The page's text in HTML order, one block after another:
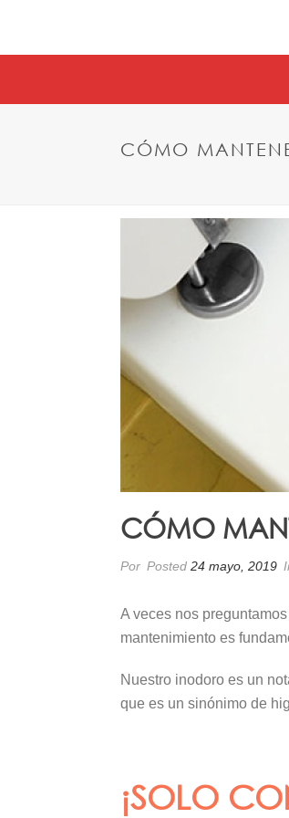
CÓMO
CÓMO
Por Posted 24 mayo, 2019
A veces nos
mantenimiento es
Nuestro inodoro es un
que es un sinónimo de
¡SOLO